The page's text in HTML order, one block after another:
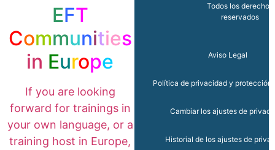
EFT
Communities
in Europe
If you are looking
forward for trainings in
your own language, or a
training host in Europe,
Aviso Legal
Política de privacidad y protección
Cambiar los ajustes de
Historial de los ajustes de
Todos los derechos
reservados